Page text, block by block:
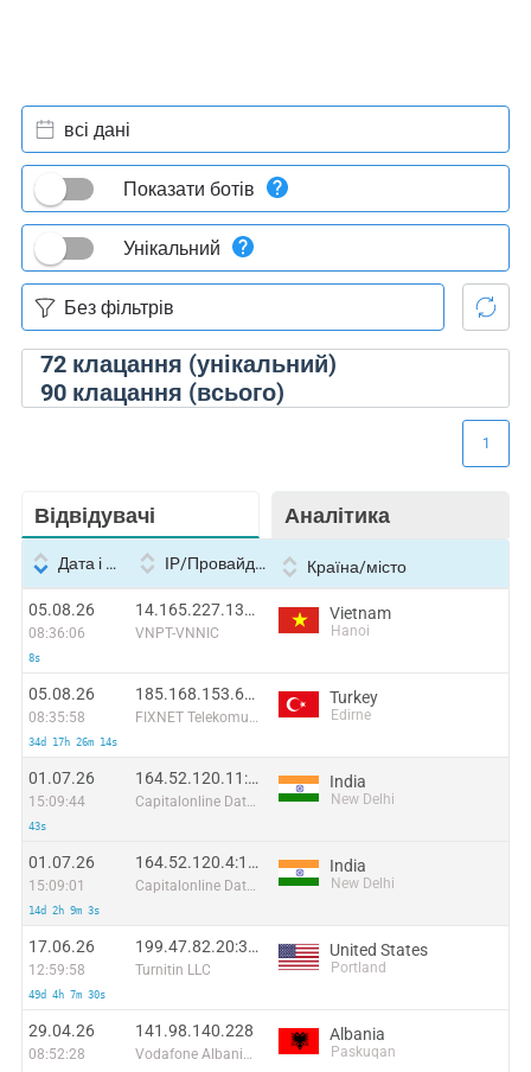
72клацання (унікальний)
90клацання (всього)
всі дані
Показати ботів
Унікальний
Відвідувачі Аналітика
1
Дата і час IP/Провайдер Країна/місто
05.08.26
08:36:06
8s
14.165.227.131:48738
VNPT-VNNIC
Vietnam
Hanoi
05.08.26
08:35:58
34d 17h 26m 14s
185.168.153.64:25829
FIXNET Telekomunikasyon Limited Sirketi
Turkey
Edirne
01.07.26
15:09:44
43s
164.52.120.11:56407
Capitalonline Data Service (HK) Co
India
New Delhi
01.07.26
15:09:01
14d 2h 9m 3s
164.52.120.4:12041
Capitalonline Data Service (HK) Co
India
New Delhi
17.06.26
12:59:58
49d 4h 7m 30s
199.47.82.20:33830
Turnitin LLC
United States
Portland
29.04.26
08:52:28
141.98.140.228
Vodafone Albania Sh.A.
Albania
Paskuqan